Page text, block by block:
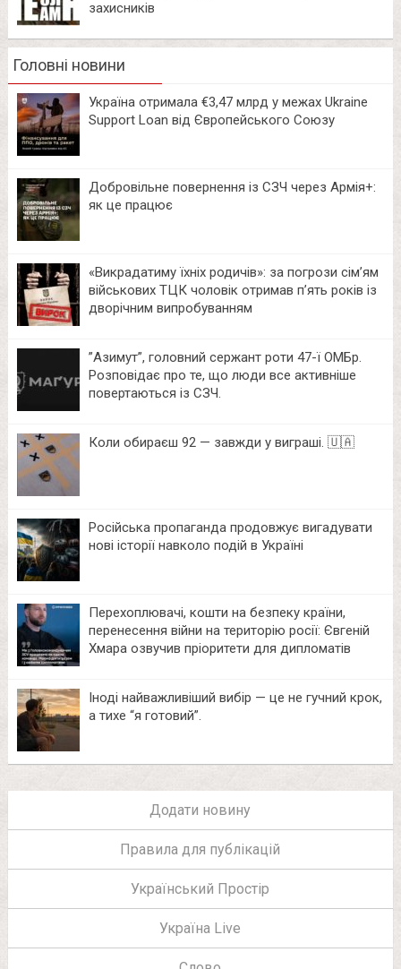
захисників
Головні новини
Україна отримала €3,47 млрд у межах Ukraine
Support Loan від Європейського Союзу
Добровільне повернення із СЗЧ через Армія+:
як це працює
«Викрадатиму їхніх родичів»: за погрози сім’ям
військових ТЦК чоловік отримав п’ять років із
дворічним випробуванням
⁨”Азимут”, головний сержант роти 47-ї ОМБр.
Розповідає про те, що люди все активніше
повертаються із СЗЧ.
Коли обираєш 92 — завжди у виграші. 🇺🇦
Російська пропаганда продовжує вигадувати
нові історії навколо подій в Україні
Перехоплювачі, кошти на безпеку країни,
перенесення війни на територію росії: Євгеній
Хмара озвучив пріоритети для дипломатів
Іноді найважливіший вибір — це не гучний крок,
а тихе “я готовий”.
Додати новину
Правила для публікацій
Український Простір
Україна Live